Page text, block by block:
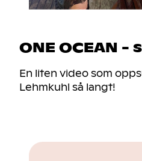
ONE OCEAN -
En liten video som
Lehmkuhl så langt!